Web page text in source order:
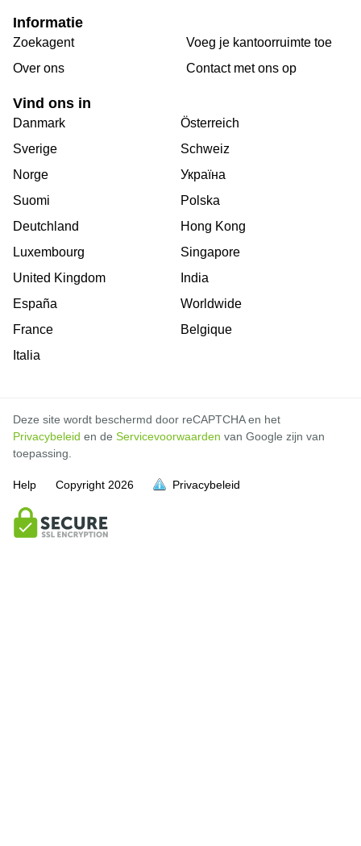
Informatie
Zoekagent
Over ons
Voeg je kantoorruimte toe
Сontact met ons op
Vind ons in
Danmark
Sverige
Norge
Suomi
Deutchland
Luxembourg
United Kingdom
España
France
Italia
Österreich
Schweiz
Україна
Polska
Hong Kong
Singapore
India
Worldwide
Belgique
Deze site wordt beschermd door reCAPTCHA en het
Privacybeleid en de Servicevoorwaarden van Google zijn van
toepassing.
Help Copyright 2026 Privacybeleid